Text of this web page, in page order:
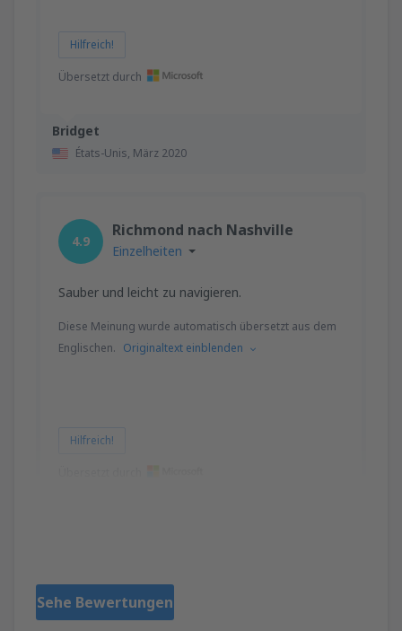
Bridget
États-Unis, März 2020
Hilfreich!
Übersetzt durch
4.9
Richmond nach Nashville
Einzelheiten
Sauber und leicht zu navigieren.
Diese Meinung wurde automatisch übersetzt aus dem
Englischen. Originaltext einblenden
Hilfreich!
Sehe Bewertungen